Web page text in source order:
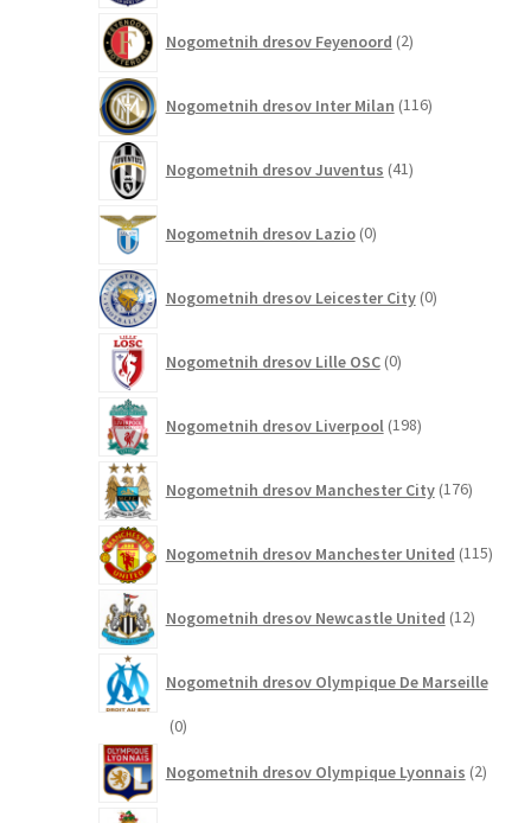
Nogometnih dresov Feyenoord 2izdelka
Nogometnih dresov Inter Milan 116izdelkov
Nogometnih dresov Juventus 41izdelkov
Nogometnih dresov Lazio 0izdelkov
Nogometnih dresov Leicester City 0izdelkov
Nogometnih dresov Lille OSC 0izdelkov
Nogometnih dresov Liverpool 198izdelkov
Nogometnih dresov Manchester City 176izdelkov
Nogometnih dresov Manchester United 115
Nogometnih dresov Newcastle United 12izdelkov
Nogometnih dresov Olympique De Marseille
00
Nogometnih dresov Olympique Lyonnais 2izdelka